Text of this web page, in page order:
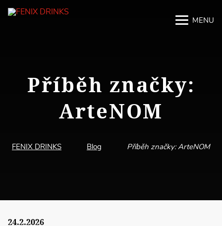
MENU
Příběh značky:
ArteNOM
FENIX DRINKS Blog Příběh značky: ArteNOM
24.2.2026